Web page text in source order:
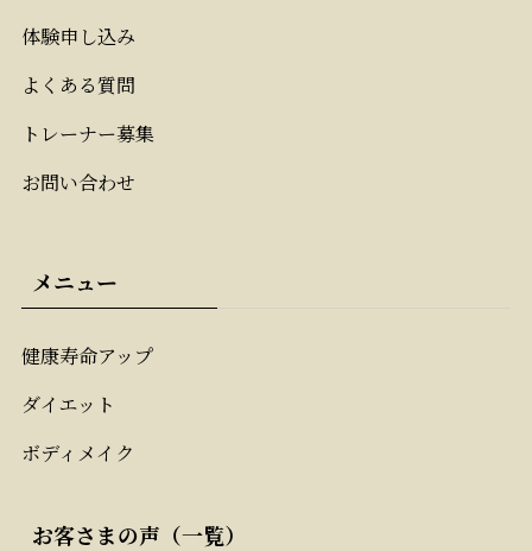
体験申し込み
よくある質問
トレーナー募集
お問い合わせ
メニュー
健康寿命アップ
ダイエット
ボディメイク
お客さまの声（一覧）